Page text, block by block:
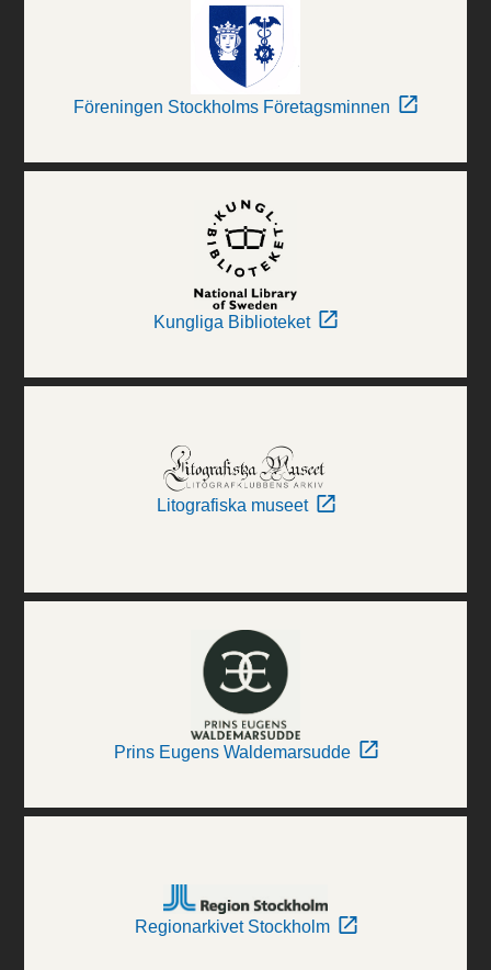
Föreningen Stockholms Företagsminnen
Kungliga Biblioteket
Litografiska museet
Prins Eugens Waldemarsudde
Regionarkivet Stockholm